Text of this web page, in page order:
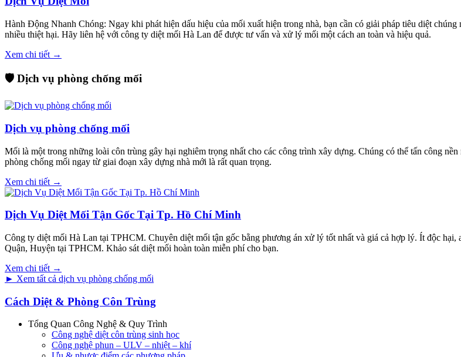
Hành Động Nhanh Chóng: Ngay khi phát hiện dấu hiệu của mối xuất hiện trong nhà, bạn cần có giải pháp tiêu diệt
nhiều thiệt hại. Hãy liên hệ với công ty diệt mối Hà Lan để được tư vấn và xử lý mối một cách an toàn và hiệu quả.
Xem chi tiết →
🛡️ Dịch vụ phòng chống mối
Dịch vụ phòng chống mối
Mối là một trong những loài côn trùng gây hại nghiêm trọng nhất cho các công trình xây dựng. Chúng có thể tấn công
phòng chống mối ngay từ giai đoạn xây dựng nhà mới là rất quan trọng.
Xem chi tiết →
Dịch Vụ Diệt Mối Tận Gốc Tại Tp. Hồ Chí Minh
Công ty diệt mối Hà Lan tại TPHCM. Chuyên diệt mối tận gốc bằng phương án xử lý tốt nhất và giá cả hợp lý. Ít độc
Quận, Huyện tại TPHCM. Khảo sát diệt mối hoàn toàn miễn phí cho bạn.
Xem chi tiết →
► Xem tất cả dịch vụ phòng chống mối
Cách Diệt & Phòng Côn Trùng
Tổng Quan Công Nghệ & Quy Trình
Công nghệ diệt côn trùng sinh học
Công nghệ phun – ULV – nhiệt – khí